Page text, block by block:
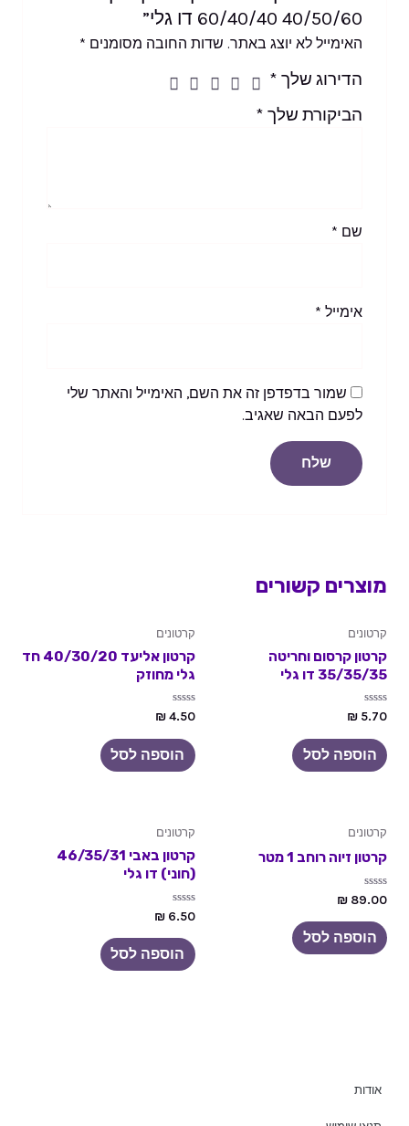
40/50/60 60/40/40 דו גלי”
האימייל לא יוצג באתר. שדות החובה מסומנים *
הדירוג שלך *
הביקורת שלך *
שם *
אימייל *
שמור בדפדפן זה את השם, האימייל והאתר שלי
לפעם הבאה שאגיב.
מוצרים קשורים
קרטונים
קרטון קרסום וחריטה
35/35/35 דו גלי
דורג
מתוך
5
₪ 5.70
הוספה לסל
קרטונים
קרטון אליעד 40/30/20 חד
גלי מחוזק
דורג
מתוך
5
₪4.50
הוספה לסל
קרטונים
קרטון זיוה רוחב 1 מטר
דורג
מתוך
5
₪ 89.00
הוספה לסל
קרטונים
קרטון באבי 46/35/31
(חוני) דו גלי
דורג
מתוך
5
₪ 6.50
הוספה לסל
אודות